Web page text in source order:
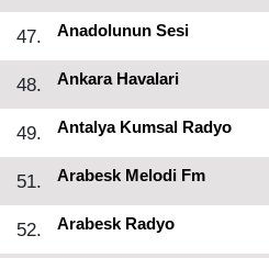
47. Anadolunun Sesi
48. Ankara Havalari
49. Antalya Kumsal Radyo
51. Arabesk Melodi Fm
52. Arabesk Radyo